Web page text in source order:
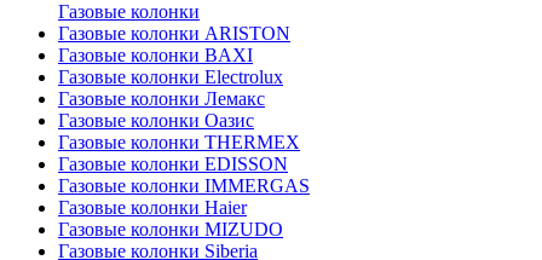
Газовые колонки
Газовые колонки ARISTON
Газовые колонки BAXI
Газовые колонки Electrolux
Газовые колонки Лемакс
Газовые колонки Оазис
Газовые колонки THERMEX
Газовые колонки EDISSON
Газовые колонки IMMERGAS
Газовые колонки Haier
Газовые колонки MIZUDO
Газовые колонки Siberia